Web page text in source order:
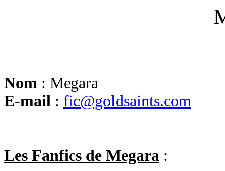
Nom : Megara
E-mail : fic@goldsaints.com
Les Fanfics de Megara :